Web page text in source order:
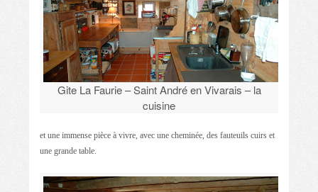
Gite La Faurie – Saint André en Vivarais – la
cuisine
et une immense pièce à vivre, avec une cheminée, des fauteuils cuirs et
une grande table.